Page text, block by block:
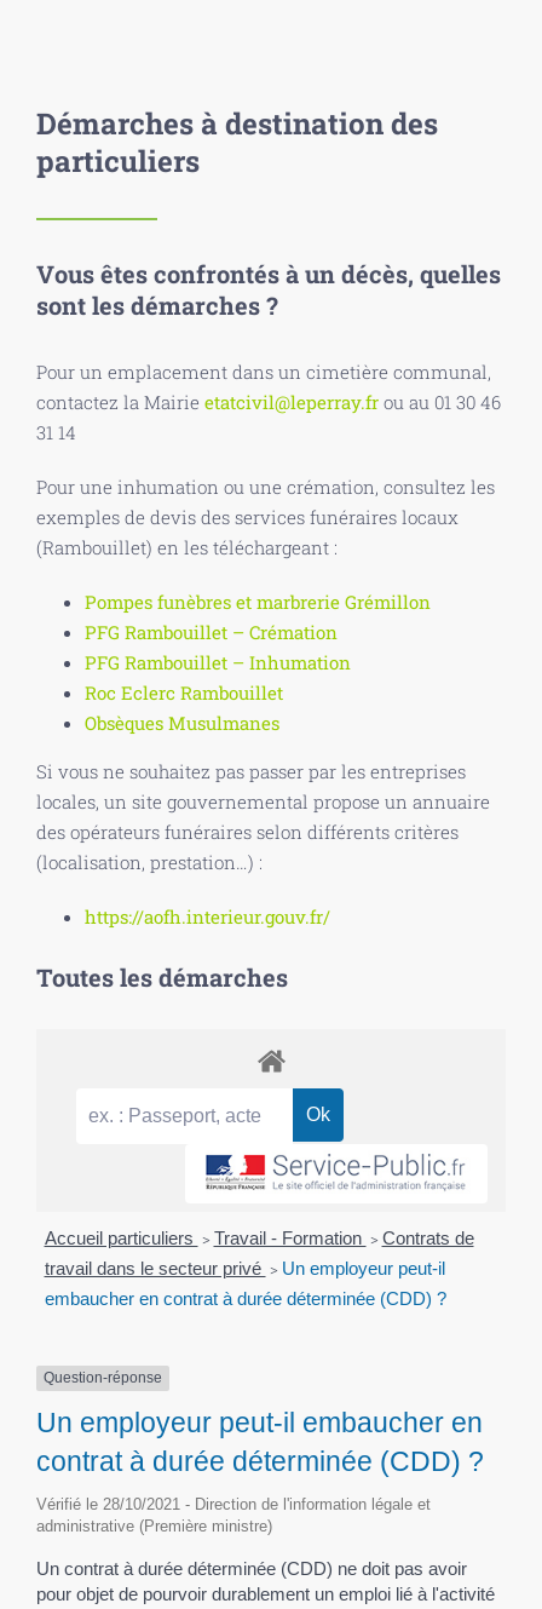
Démarches à destination des
particuliers
Vous êtes confrontés à un décès, quelles
sont les démarches ?
Pour un emplacement dans un cimetière communal,
contactez la Mairie etatcivil@leperray.fr ou au 01 30 46
31 14
Pour une inhumation ou une crémation, consultez les
exemples de devis des services funéraires locaux
(Rambouillet) en les téléchargeant :
Pompes funèbres et marbrerie Grémillon
PFG Rambouillet – Crémation
PFG Rambouillet – Inhumation
Roc Eclerc Rambouillet
Obsèques Musulmanes
Si vous ne souhaitez pas passer par les entreprises
locales, un site gouvernemental propose un annuaire
des opérateurs funéraires selon différents critères
(localisation, prestation…) :
https://aofh.interieur.gouv.fr/
Toutes les démarches
Accueil particuliers > Travail - Formation > Contrats de
travail dans le secteur privé > Un employeur peut-il
embaucher en contrat à durée déterminée (CDD) ?
Question-réponse
Un employeur peut-il embaucher en
contrat à durée déterminée (CDD) ?
Vérifié le 28/10/2021 - Direction de l'information légale et
administrative (Première ministre)
Un contrat à durée déterminée (CDD) ne doit pas avoir
pour objet de pourvoir durablement un emploi lié à l'activité